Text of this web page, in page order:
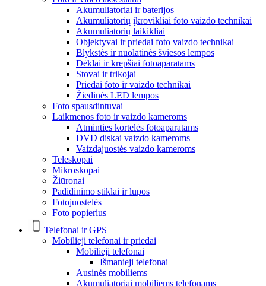
Akumuliatoriai ir baterijos
Akumuliatorių įkrovikliai foto vaizdo technikai
Akumuliatorių laikikliai
Objektyvai ir priedai foto vaizdo technikai
Blykstės ir nuolatinės šviesos lempos
Dėklai ir krepšiai fotoaparatams
Stovai ir trikojai
Priedai foto ir vaizdo technikai
Žiedinės LED lempos
Foto spausdintuvai
Laikmenos foto ir vaizdo kameroms
Atminties kortelės fotoaparatams
DVD diskai vaizdo kameroms
Vaizdajuostės vaizdo kameroms
Teleskopai
Mikroskopai
Žiūronai
Padidinimo stiklai ir lupos
Fotojuostelės
Foto popierius
Telefonai ir GPS
Mobilieji telefonai ir priedai
Mobilieji telefonai
Išmanieji telefonai
Ausinės mobiliems
Akumuliatoriai mobiliems telefonams